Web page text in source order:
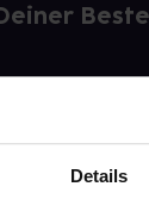
Details